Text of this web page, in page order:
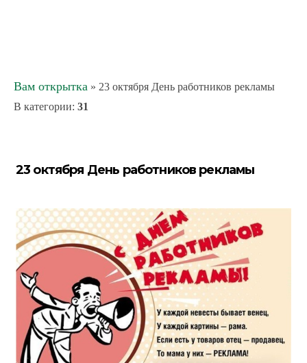
Вам открытка » 23 октября День работников рекламы
В категории: 31
23 октября День работников рекламы